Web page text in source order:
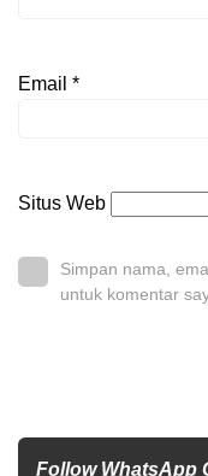
Email *
Situs Web
Simpan nama,
untuk komentar
Follow WhatsApp